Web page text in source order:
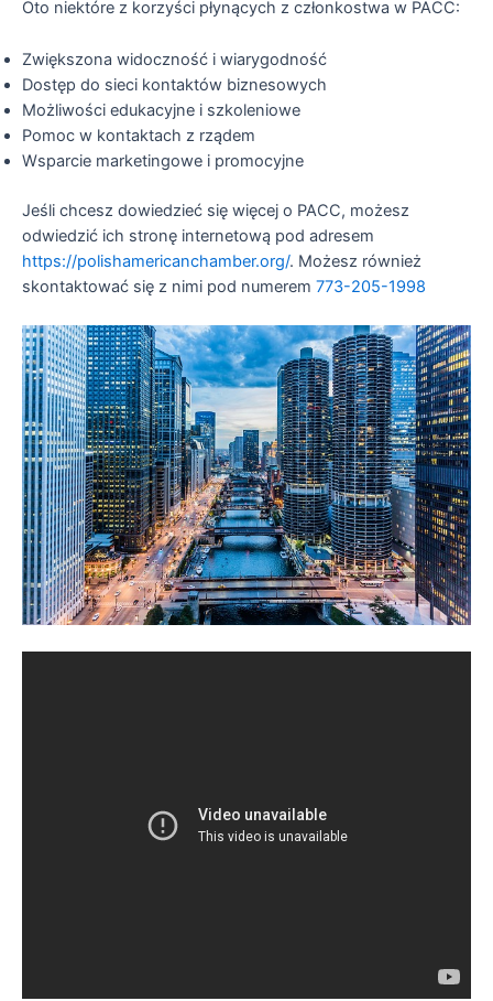
Oto niektóre z korzyści płynących z członkostwa w PACC:
Zwiększona widoczność i wiarygodność
Dostęp do sieci kontaktów biznesowych
Możliwości edukacyjne i szkoleniowe
Pomoc w kontaktach z rządem
Wsparcie marketingowe i promocyjne
Jeśli chcesz dowiedzieć się więcej o PACC, możesz
odwiedzić ich stronę internetową pod adresem
https://polishamericanchamber.org/. Możesz również
skontaktować się z nimi pod numerem 773-205-1998